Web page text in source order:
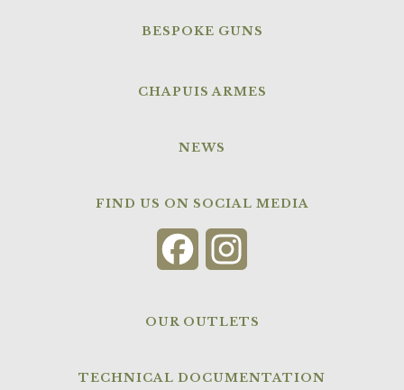
BESPOKE GUNS
CHAPUIS ARMES
NEWS
FIND US ON SOCIAL MEDIA
Facebook
OUR OUTLETS
TECHNICAL DOCUMENTATION